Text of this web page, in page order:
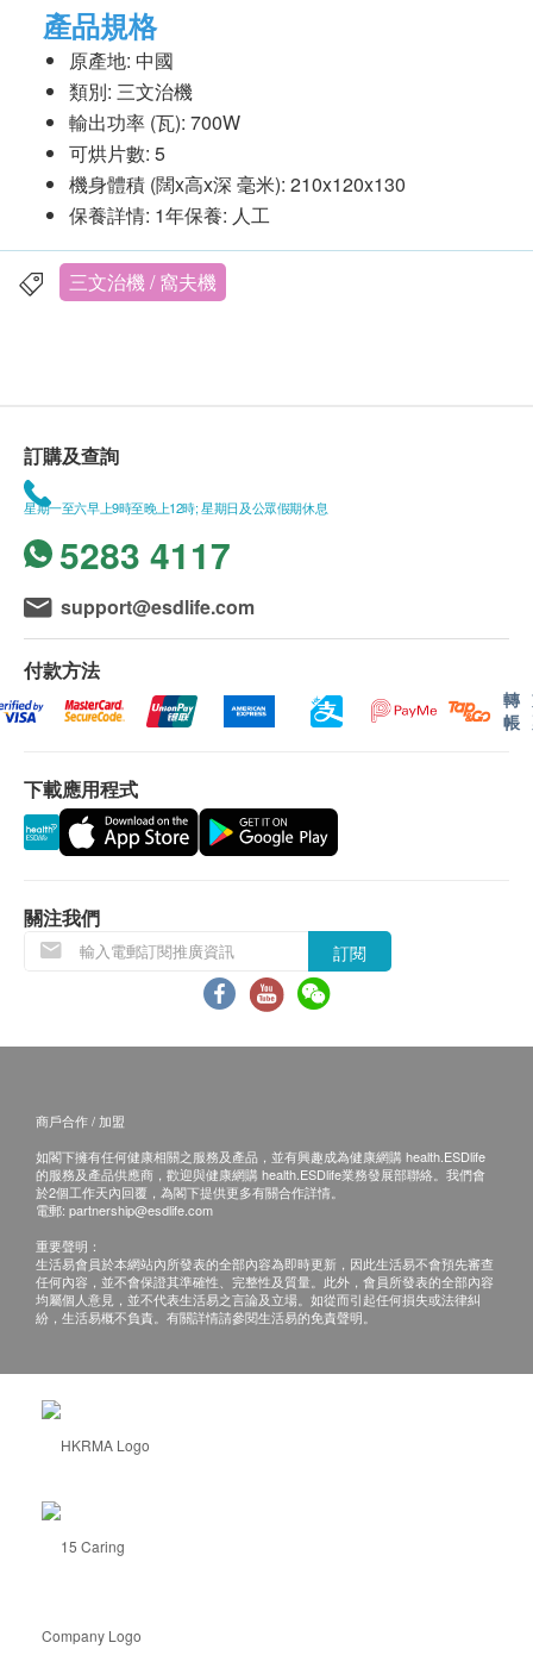
產品規格
原產地: 中國
類別: 三文治機
輸出功率 (瓦): 700W
可烘片數: 5
機身體積 (闊x高x深 毫米): 210x120x130
保養詳情: 1年保養: 人工
三文治機 / 窩夫機
訂購及查詢
星期一至六早上9時至晚上12時; 星期日及公眾假期休息
5283 4117
support@esdlife.com
付款方法
轉
帳
下載應用程式
關注我們
訂閱
商戶合作 / 加盟
如閣下擁有任何健康相關之服務及產品，並有興趣成為健康網購 health.ESDlife
的服務及產品供應商，歡迎與健康網購 health.ESDlife業務發展部聯絡。我們會
於2個工作天內回覆，為閣下提供更多有關合作詳情。
電郵: partnership@esdlife.com
重要聲明：
生活易會員於本網站內所發表的全部內容為即時更新，因此生活易不會預先審查
任何內容，並不會保證其準確性、完整性及質量。此外，會員所發表的全部內容
均屬個人意見，並不代表生活易之言論及立場。如從而引起任何損失或法律糾
紛，生活易概不負責。有關詳情請參閱生活易的免責聲明。